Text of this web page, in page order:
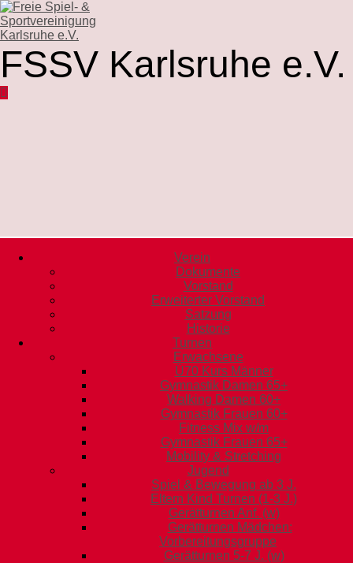
FSSV Karlsruhe e.V.
Verein
Dokumente
Vorstand
Erweiterter Vorstand
Satzung
Historie
Turnen
Erwachsene
Ü70 Kurs Männer
Gymnastik Damen 65+
Walking Damen 60+
Gymnastik Frauen 60+
Fitness Mix w/m
Gymnastik Frauen 65+
Mobility & Stretching
Jugend
Spiel & Bewegung ab 3 J.
Eltern Kind Turnen (1-3 J.)
Gerätturnen Anf. (w)
Gerätturnen Mädchen:
Vorbereitungsgruppe
Gerätturnen 5-7 J. (w)